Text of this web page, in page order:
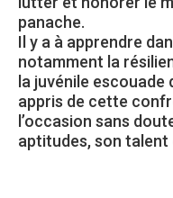
panache.
Il y a à apprendre
notamment la
la juvénile escouade
appris de cette
l’occasion sans
aptitudes, son talent